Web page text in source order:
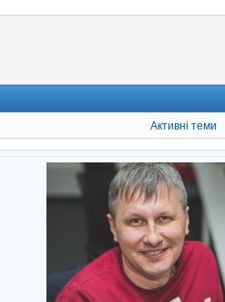
Активні теми